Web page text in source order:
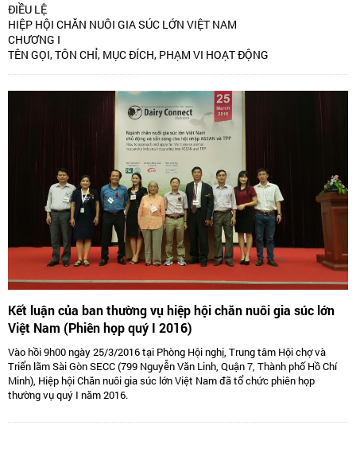
ĐIỀU LỆ
HIỆP HỘI CHĂN NUÔI GIA SÚC LỚN VIỆT NAM
CHƯƠNG I
TÊN GỌI, TÔN CHỈ, MỤC ĐÍCH, PHẠM VI HOẠT ĐỘNG
Kết luận của ban thường vụ hiệp hội chăn nuôi gia súc lớn
Việt Nam (Phiên họp quý I 2016)
Vào hồi 9h00 ngày 25/3/2016 tại Phòng Hội nghị, Trung tâm Hội chợ và
Triển lãm Sài Gòn SECC (799 Nguyễn Văn Linh, Quận 7, Thành phố Hồ Chí
Minh), Hiệp hội Chăn nuôi gia súc lớn Việt Nam đã tổ chức phiên họp
thường vụ quý I năm 2016.